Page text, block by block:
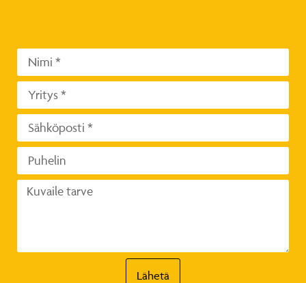
Lähetä